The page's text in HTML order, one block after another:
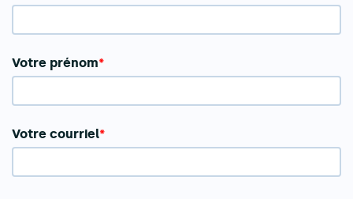
Votre prénom
Votre courriel